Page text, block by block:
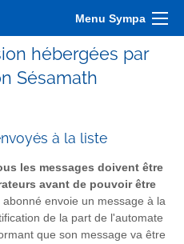
Menu Sympa
hébergées par
Sésamath
à la liste
les messages doivent être
avant de pouvoir être
abonné envoie un message à la
de la part de l'automate
que son message va être